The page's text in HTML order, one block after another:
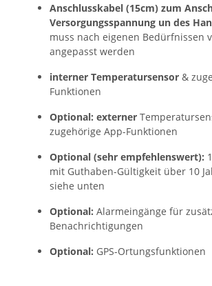
Anschlusskabel (15cm) zum
Versorgungsspannung un des
muss nach eigenen Bedürfnissen
angepasst werden
interner Temperatursensor &
Funktionen
Optional: externer
zugehörige App-Funktionen
Optional (sehr empfehlenswert):
mit Guthaben-Gültigkeit über 10
siehe unten
Optional: Alarmeingänge für
Benachrichtigungen
Optional: GPS-Ortungsfunktionen